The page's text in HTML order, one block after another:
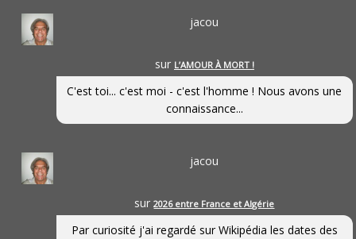
jacou
sur L’AMOUR À MORT !
C'est toi... c'est moi - c'est l'homme ! Nous avons une
connaissance...
jacou
sur2026 entre France et Algérie
Par curiosité j'ai regardé sur Wikipédia les dates des